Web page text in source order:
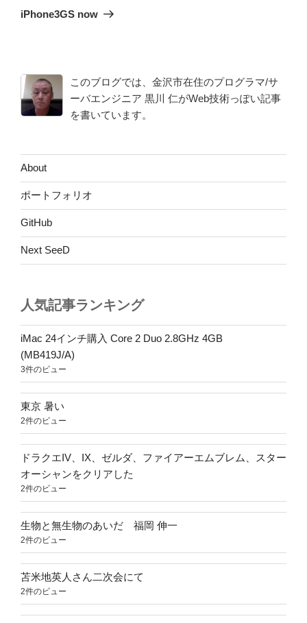
ゲ
ン
の
iPhone3GS now
このブログでは、金沢市在住のプログラマ/サ
ーバエンジニア 黒川 仁がWeb技術っぽい記事
を書いています。
About
ポートフォリオ
GitHub
Next SeeD
人気記事ランキング
iMac 24インチ購入 Core 2 Duo 2.8GHz 4GB
(MB419J/A)
3件のビュー
東京 暑い
2件のビュー
ドラクエIV、IX、ゼルダ、ファイアーエムブレム、スター
オーシャンをクリアした
2件のビュー
生物と無生物のあいだ 福岡 伸一
2件のビュー
苫米地英人さん二次会にて
2件のビュー